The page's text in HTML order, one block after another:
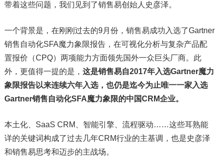
带着这些问题，我们见到了销售易创始人史彦泽。
一个背景是，在刚刚过去的9月份，销售易成功入选了Gartner
销售自动化SFA魔力象限报告，在可视化分析与复杂产品配
置报价（CPQ）两项能力方面领先国外一众巨头厂商。此
外，更值得一提的是， 这是销售易自2017年入选Gartner魔力
象限报告以来连续六年入选，也仍是迄今为止唯一一家入选
Gartner销售自动化SFA魔力象限的中国CRM企业。
本土化、SaaS CRM、智能引擎、流程驱动……这些耳熟能
详的关键词构成了过去几年CRM行业的主基调，也是史彦泽
和销售易思考和迈步的主战场。